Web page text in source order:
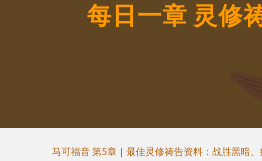
每日一章 灵修
马可福音 第5章｜最佳灵修祷告资料：战胜黑暗